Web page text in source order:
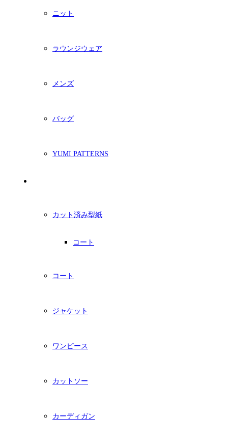
ニット
ラウンジウェア
メンズ
バッグ
YUMI PATTERNS
カット済み型紙
コート
コート
ジャケット
ワンピース
カットソー
カーディガン